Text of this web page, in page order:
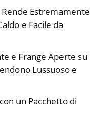
Estremamente
e Facile da
e Frange Aperte su
Lussuoso e
un Pacchetto di